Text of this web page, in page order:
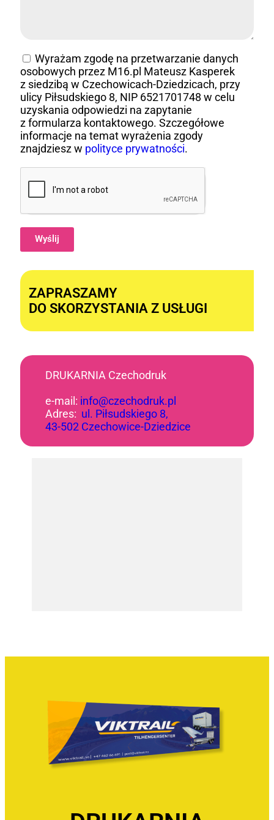
Wyrażam zgodę na przetwarzanie danych
osobowych przez M16.pl Mateusz Kasperek
z siedzibą w Czechowicach-Dziedzicach, przy
ulicy Piłsudskiego 8, NIP 6521701748 w celu
uzyskania odpowiedzi na zapytanie
z formularza kontaktowego. Szczegółowe
informacje na temat wyrażenia zgody
znajdziesz w polityce prywatności.
Wyślij
ZAPRASZAMY
DO SKORZYSTANIA Z USŁUGI
DRUKARNIA Czechodruk
e-mail: info@czechodruk.pl
Adres: ul. Piłsudskiego 8,
43-502 Czechowice-Dziedzice